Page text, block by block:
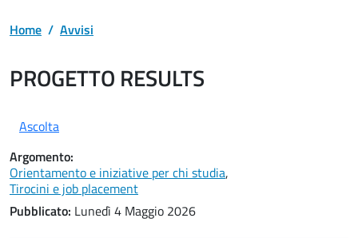
Home Avvisi
PROGETTO RESULTS
Ascolta
Argomento:
Orientamento e iniziative per chi studia,
Tirocini e job placement
Pubblicato: Lunedì 4 Maggio 2026